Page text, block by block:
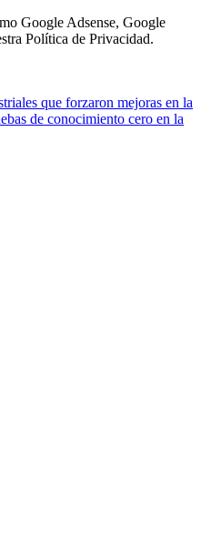
Google Adsense, Google
Política de Privacidad.
que forzaron mejoras en la
de conocimiento cero en la